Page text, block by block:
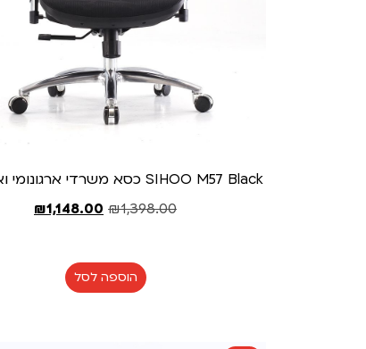
SIHOO M57 Black כסא משרדי ארגונומי ואורתופדי
₪1,398.00
₪1,148.00
הוספה לסל